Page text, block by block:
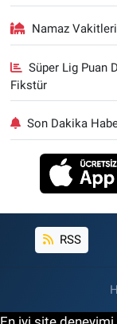
Namaz Vakitleri
Süper Lig Puan
Fikstür
Son Dakika
RSS